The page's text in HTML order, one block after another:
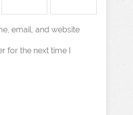
email, and website
for the next time I